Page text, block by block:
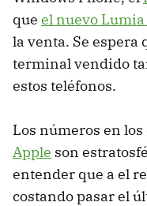
que el nuevo
la venta. Se espera
terminal vendido
estos teléfonos.
Los números en los
Apple son
entender que a el
costando pasar el